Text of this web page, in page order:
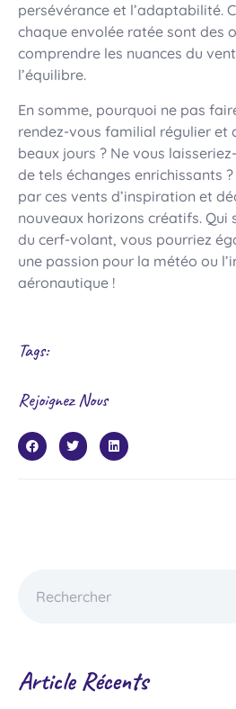
persévérance et l’adaptabilité.
chaque envolée ratée sont des
comprendre les nuances du
l’équilibre.
En somme, pourquoi ne pas
rendez-vous familial régulier et
beaux jours ? Ne vous
de tels échanges enrichissants
par ces vents d’inspiration et
nouveaux horizons créatifs. Qui
du cerf-volant, vous pourriez
une passion pour la météo ou
aéronautique !
Tags:
Rejoignez Nous
Article Récents